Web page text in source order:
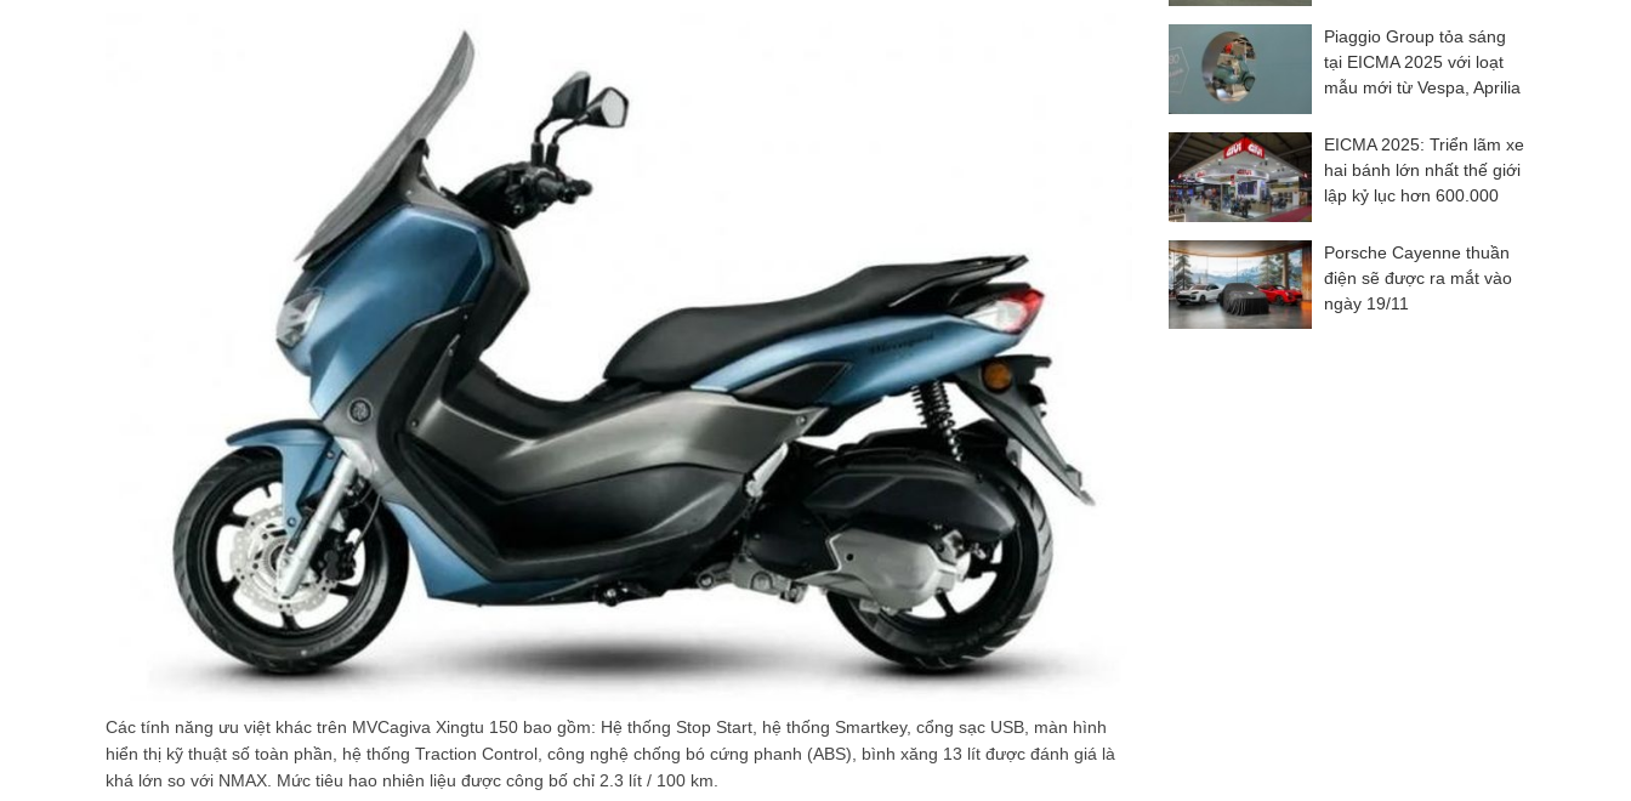
Các tính năng ưu việt khác trên MVCagiva Xingtu 150 bao gồm: Hệ thống Stop Start, hệ thống Smartkey, cổng sạc USB, màn hình
hiển thị kỹ thuật số toàn phần, hệ thống Traction Control, công nghệ chống bó cứng phanh (ABS), bình xăng 13 lít được đánh giá là
khá lớn so với NMAX. Mức tiêu hao nhiên liệu được công bố chỉ 2.3 lít / 100 km.
Piaggio Group tỏa sáng
tại EICMA 2025 với loạt
mẫu mới từ Vespa, Aprilia
EICMA 2025: Triển lãm xe
hai bánh lớn nhất thế giới
lập kỷ lục hơn 600.000
Porsche Cayenne thuần
điện sẽ được ra mắt vào
ngày 19/11